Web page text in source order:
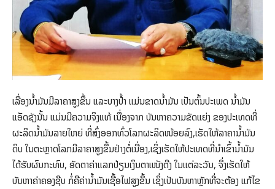
ເລື່ອງນໍ້າມັນມີລາຄາສູງຂຶ້ນ ແລະບາງປໍ້າ ແມ່ນຂາດນໍ້າມັນ ເປັນຕົ້ນປະເພດ ນໍ້າມັນ
ແອັດຊັງນັ້ນ ແມ່ນມີຄວາມຈິງແທ້ ເນື່ອງຈາກ ບັນຫາຄວາມຂັດແຍ່ງ ຂອງປະເທດທີ່
ຜະລິດນໍ້າມັນລາຍໃຫຍ່ ທີ່ສົ່ງອອກທົ່ວໂລກຜະລິດໜ້ອຍລົງ,ເຮັດໃຫ້ລາຄານໍ້າມັນ
ດິບ ໃນຕະຫຼາດໂລກມີລາຄາສູງຂຶ້ນຢ່າງຕໍ່ເນື່ອງ,ເຊິ່ງເຮັດໃຫ້ປະເທດທີ່ນໍາເຂົ້ານໍ້າມັນ
ໄດ້ຮັບຜົນກະທົບ, ອັດຕາຄ່າແລກປ່ຽນເງິນຕາເໜັງຕີງ ໃນແຕ່ລະວັນ, ຈຶ່ງເຮັດໃຫ້
ບັນຫາຄ່າຄອງຊີບ ກໍ່ຄືຄ່ານໍ້າມັນເຊື້ອໄຟສູງຂຶ້ນ ເຊິ່ງເປັນບັນຫາຫຼັກທີ່ຈະຕ້ອງ ແກ້ໄຂ